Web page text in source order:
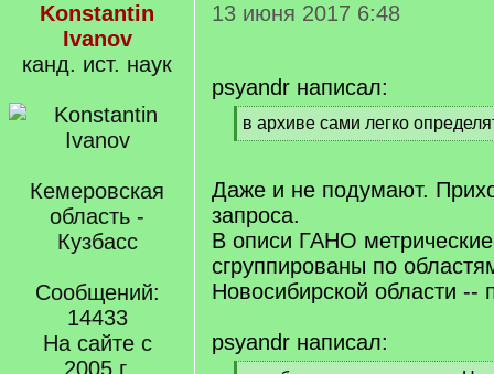
Konstantin
Ivanov
канд. ист. наук
Кемеровская
область -
Кузбасс
Сообщений:
14433
На сайте с
2005 г.
13 июня 2017 6:48
psyandr написал:
[
q
в архиве сами легко
[
q
]
Даже и не подумают.
запроса.
В описи ГАНО метрические
сгруппированы по
Новосибирской области --
psyandr написал: